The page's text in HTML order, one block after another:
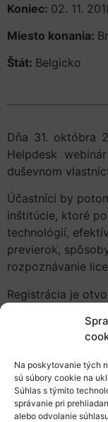
Na poskytovanie tých
sú súbory cookie na
Súhlas s týmito
správanie pri
alebo odvolanie
Koniec: 02. 11.
Miesto konania:
Štát: Belgicko
Dňa 31. októbra
Helpdesk
duševnom
Účastníci by
inštitúcie, ktoré
technológií,
previerok,
rozpoznávanie
Registrácia je
Viac informácií
Pridať do